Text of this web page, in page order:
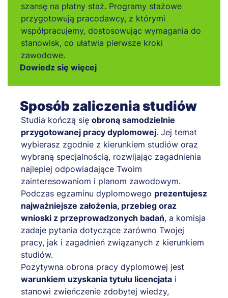
szansę na płatny staż. Programy stażowe
przygotowują pracodawcy, z którymi
współpracujemy, dostosowując wymagania do
stanowisk, co ułatwia pierwsze kroki
zawodowe.
Dowiedz się więcej
Sposób zaliczenia studiów
Studia kończą się obroną samodzielnie
przygotowanej pracy dyplomowej. Jej temat
wybierasz zgodnie z kierunkiem studiów oraz
wybraną specjalnością, rozwijając zagadnienia
najlepiej odpowiadające Twoim
zainteresowaniom i planom zawodowym.
Podczas egzaminu dyplomowego prezentujesz
najważniejsze założenia, przebieg oraz
wnioski z przeprowadzonych badań, a komisja
zadaje pytania dotyczące zarówno Twojej
pracy, jak i zagadnień związanych z kierunkiem
studiów.
Pozytywna obrona pracy dyplomowej jest
warunkiem uzyskania tytułu licencjata i
stanowi zwieńczenie zdobytej wiedzy,